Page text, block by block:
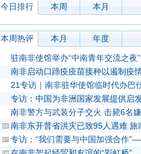
今日排行 本周 本月
本周热评 本月 年度
驻南非使馆举办“中南青年交流之夜
南非启动口蹄疫疫苗接种以遏制疫
21专访｜南非驻华使馆临时代办巴
专访：中国为非洲国家发展提供
南非警方与武装分子交火 击毙6名
南非东开普省洪灾已致95人遇难 旅
专访：“我们需要与中国加强合作